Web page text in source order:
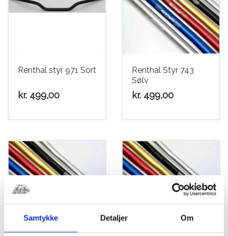
Samtykke Detaljer Om
Renthal styr 971 Sort
kr. 499,00
Renthal Styr 743
Sølv
kr. 499,00